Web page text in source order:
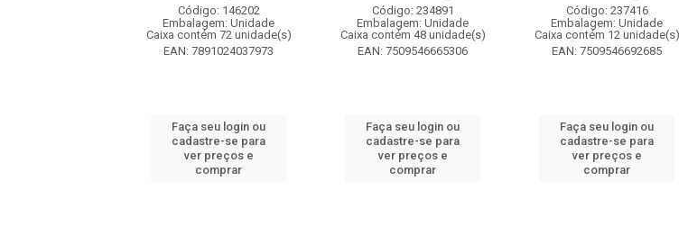
Código: 146202
Embalagem: Unidade
Caixa contém 72 unidade(s)
EAN: 7891024037973
Faça seu login ou
cadastre-se para
ver preços e
comprar
Código: 234891
Embalagem: Unidade
Caixa contém 48 unidade(s)
EAN: 7509546665306
Faça seu login ou
cadastre-se para
ver preços e
comprar
Código: 237416
Embalagem: Unidade
Caixa contém 12 unidade(s)
EAN: 7509546692685
Faça seu login ou
cadastre-se para
ver preços e
comprar